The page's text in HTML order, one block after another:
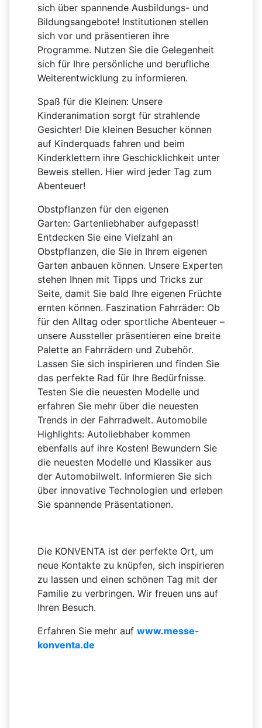
sich über spannende Ausbildungs- und
Bildungsangebote! Institutionen stellen
sich vor und präsentieren ihre
Programme. Nutzen Sie die Gelegenheit
sich für Ihre persönliche und berufliche
Weiterentwicklung zu informieren.
Spaß für die Kleinen: Unsere
Kinderanimation sorgt für strahlende
Gesichter! Die kleinen Besucher können
auf Kinderquads fahren und beim
Kinderklettern ihre Geschicklichkeit unter
Beweis stellen. Hier wird jeder Tag zum
Abenteuer!
Obstpflanzen für den eigenen
Garten: Gartenliebhaber aufgepasst!
Entdecken Sie eine Vielzahl an
Obstpflanzen, die Sie in Ihrem eigenen
Garten anbauen können. Unsere Experten
stehen Ihnen mit Tipps und Tricks zur
Seite, damit Sie bald Ihre eigenen Früchte
ernten können. Faszination Fahrräder: Ob
für den Alltag oder sportliche Abenteuer –
unsere Aussteller präsentieren eine breite
Palette an Fahrrädern und Zubehör.
Lassen Sie sich inspirieren und finden Sie
das perfekte Rad für Ihre Bedürfnisse.
Testen Sie die neuesten Modelle und
erfahren Sie mehr über die neuesten
Trends in der Fahrradwelt. Automobile
Highlights: Autoliebhaber kommen
ebenfalls auf ihre Kosten! Bewundern Sie
die neuesten Modelle und Klassiker aus
der Automobilwelt. Informieren Sie sich
über innovative Technologien und erleben
Sie spannende Präsentationen.
Die KONVENTA ist der perfekte Ort, um
neue Kontakte zu knüpfen, sich inspirieren
zu lassen und einen schönen Tag mit der
Familie zu verbringen. Wir freuen uns auf
Ihren Besuch.
Erfahren Sie mehr auf www.messe-
konventa.de